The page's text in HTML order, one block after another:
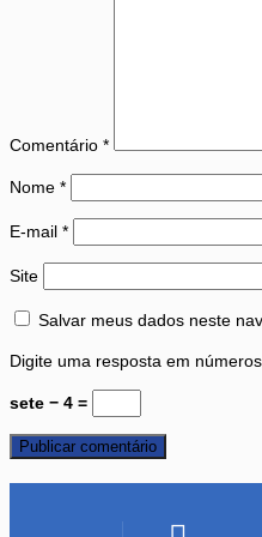
Comentário *
Nome *
E-mail *
Site
Salvar meus dados neste
Digite uma resposta em
sete − 4 =